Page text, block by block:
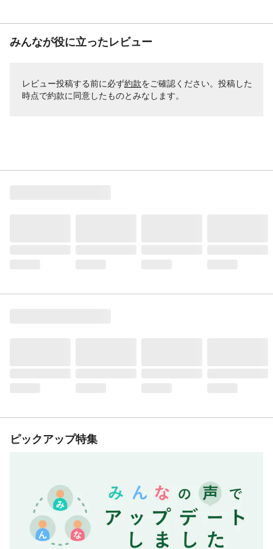
みんなが役に立ったレビュー
レビュー投稿する前に必ず約款をご確認ください。投稿した
時点で約款に同意したものとみなします。
ピックアップ特集